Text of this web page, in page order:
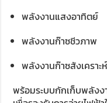
พลังงานแสงอาทิตย์
พลังงานก๊าซชีวภาพ
พลังงานก๊าซสังเคราะห์
พร้อมระบบกักเก็บพลัง